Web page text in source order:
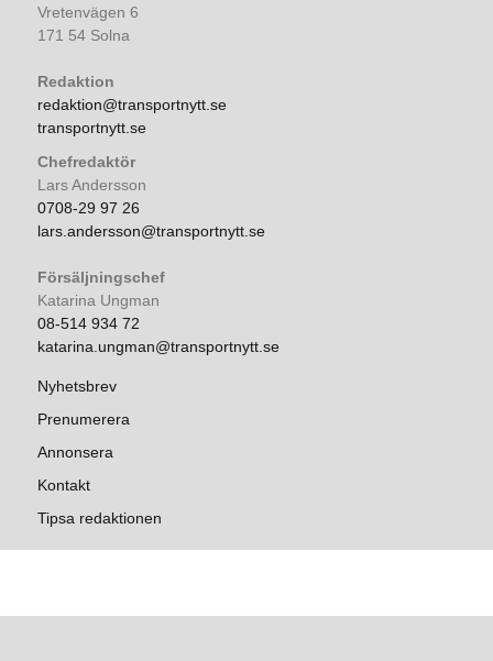
Vretenvägen 6
171 54 Solna
Redaktion
redaktion@transportnytt.se
transportnytt.se
Chefredaktör
Lars Andersson
0708-29 97 26
lars.andersson@transportnytt.se
Försäljningschef
Katarina Ungman
08-514 934 72
katarina.ungman@transportnytt.se
Nyhetsbrev
Prenumerera
Annonsera
Kontakt
Tipsa redaktionen